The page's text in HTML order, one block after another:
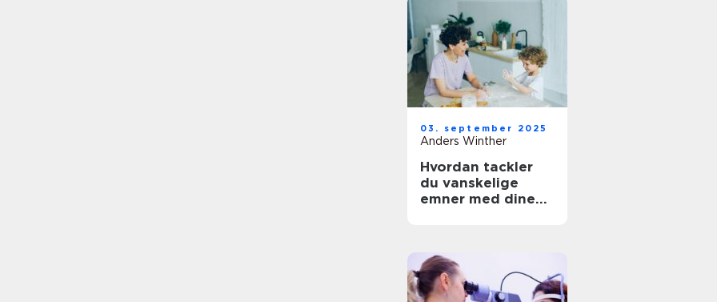
03. september 2025
Anders Winther
Hvordan tackler
du vanskelige
emner med dine